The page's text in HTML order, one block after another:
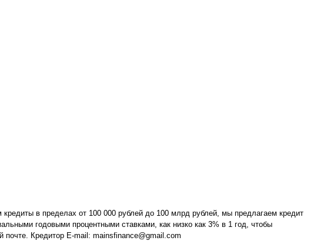
в пределах от 100 000 рублей до 100 млрд рублей, мы предлагаем кредит
годовыми процентными ставками, как низко как 3% в 1 год, чтобы
почте. Кредитор E-mail: mainsfinance@gmail.com